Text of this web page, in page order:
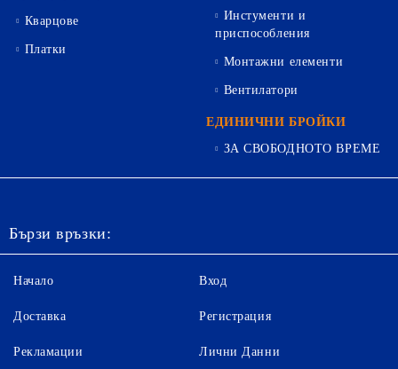
Кварцове
Платки
Инстументи и
приспособления
Монтажни елементи
Вентилатори
ЕДИНИЧНИ БРОЙКИ
ЗА СВОБОДНОТО ВРЕМЕ
Бързи връзки:
Начало
Доставка
Рекламации
Вход
Регистрация
Лични Данни